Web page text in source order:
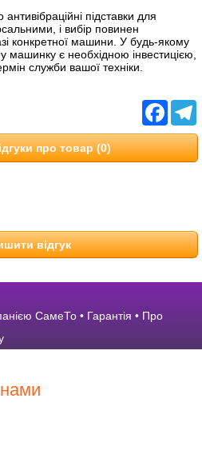
підставки для
і вибір повинен
конкретної машини. У будь-якому
машинку є необхідною інвестицією,
служби вашої техніки.
про товар (0)
відгук
СамеТо • Гарантія • Про